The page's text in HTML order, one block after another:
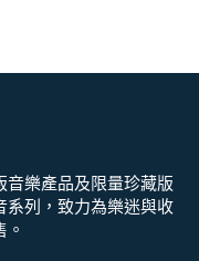
樂產品及限量珍藏版
系列，致力為樂迷與收